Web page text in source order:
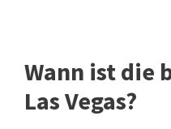
Wann ist die
Las Vegas?